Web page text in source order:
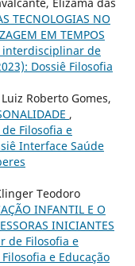
TECNOLOGIAS NO
EM TEMPOS
interdisciplinar de
Dossiê Filosofia
Roberto Gomes,
,
Filosofia e
Interface Saúde
Teodoro
INFANTIL E O
INICIANTES
de Filosofia e
e Educação